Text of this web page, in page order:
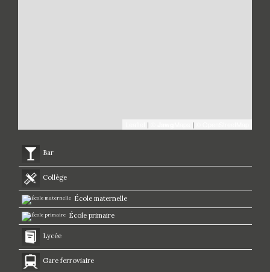
| |
Bar
Collège
École maternelle
École primaire
Lycée
Gare ferroviaire